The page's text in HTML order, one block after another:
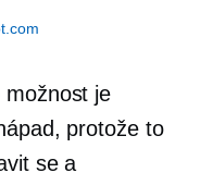
je
protože to
se a